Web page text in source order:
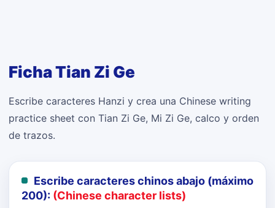
Ficha Tian Zi Ge
Escribe caracteres Hanzi y crea una Chinese writing
practice sheet con Tian Zi Ge, Mi Zi Ge, calco y orden
de trazos.
Escribe caracteres chinos abajo (máximo
200): (Chinese character lists)